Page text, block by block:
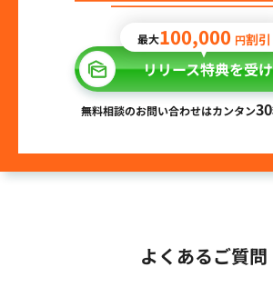
最大100,000 円割引
リリース特典を受
無料相談のお問い合わせはカンタン30
よくあるご質問